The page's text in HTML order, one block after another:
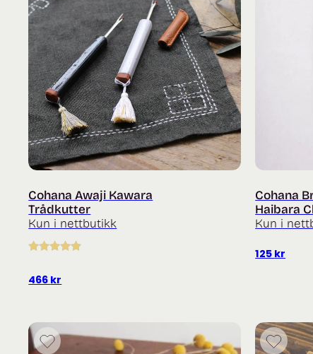
Cohana Awaji Kawara
Trådkutter
Kun i nettbutikk
av 5
466 kr
Cohana
Haibara
Kun i
125 kr